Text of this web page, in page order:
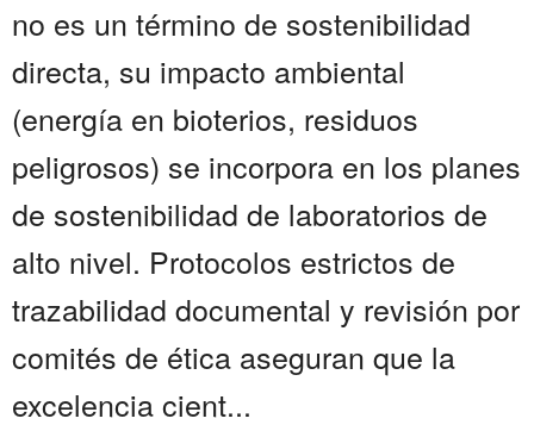
no es un término de sostenibilidad
directa, su impacto ambiental
(energía en bioterios, residuos
peligrosos) se incorpora en los planes
de sostenibilidad de laboratorios de
alto nivel. Protocolos estrictos de
trazabilidad documental y revisión por
comités de ética aseguran que la
excelencia cient...